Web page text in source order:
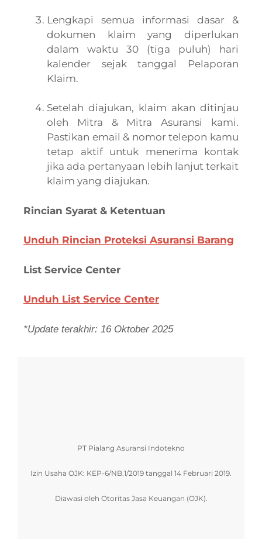
Lengkapi semua informasi dasar &
dokumen klaim yang diperlukan
dalam waktu 30 (tiga puluh) hari
kalender sejak tanggal Pelaporan
Klaim.
Setelah diajukan, klaim akan ditinjau
oleh Mitra & Mitra Asuransi kami.
Pastikan email & nomor telepon kamu
tetap aktif untuk menerima kontak
jika ada pertanyaan lebih lanjut terkait
klaim yang diajukan.
Rincian Syarat & Ketentuan
Unduh Rincian Proteksi Asuransi Barang
List Service Center
Unduh List Service Center
*Update terakhir: 16 Oktober 2025
PT Pialang Asuransi Indotekno
Izin Usaha OJK: KEP-6/NB.1/2019 tanggal 14 Februari 2019.
Diawasi oleh Otoritas Jasa Keuangan (OJK).